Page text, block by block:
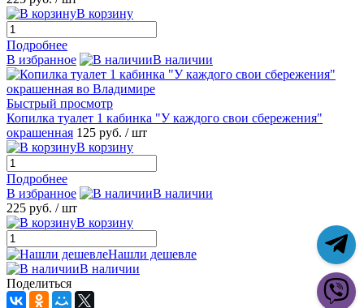
В корзину
Подробнее
В избранное
В наличии
Быстрый просмотр
Копилка туалет 1 кабинка "У каждого свои сбережения"
окрашенная 125 руб. / шт
В корзину
Подробнее
В избранное
В наличии
225 руб. / шт
В корзину
Нашли дешевле
В наличии
Поделиться